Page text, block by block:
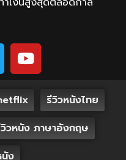
รีวิวหนังไทย
วหนัง ภาษาอังกฤษ
นัง